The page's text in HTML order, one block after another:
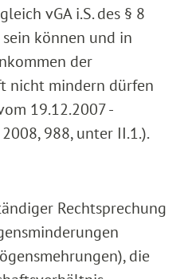
vGA i.S. des § 8
sein können und in
der
nicht mindern dürfen
19.12.2007 -
988, unter II.1.).
Rechtsprechung
die